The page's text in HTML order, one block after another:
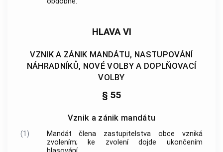
HLAVA VI
VZNIK A ZÁNIK MANDÁTU, NASTUPOVÁNÍ
NÁHRADNÍKŮ, NOVÉ VOLBY A DOPLŇOVACÍ
VOLBY
§ 55
Vznik a zánik mandátu
(1) Mandát člena zastupitelstvaobce vzniká
zvolením; ke zvolení dojde ukončením